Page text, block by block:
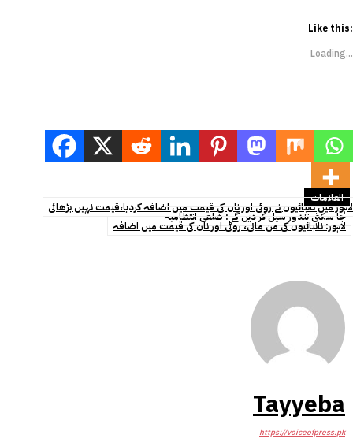
Like this:
Loading...
العلامات
لاہور میں نانبائیوں نے روٹی اور نان کی قیمت میں اضافہ کردیا،قیمت نہیں بڑھائی
جا سکتی تندور سیل کر دیں گے : ضلعی انتظامیہ
لاہور: نانبائیوں کی من مانی، روٹی اور نان کی قیمت میں اضافہ
Tayyeba
https://voiceofpress.pk